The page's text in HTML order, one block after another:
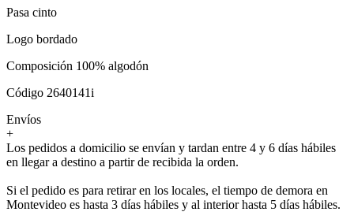
Pasa cinto
Logo bordado
Composición 100% algodón
Código 2640141i
Envíos
+
Los pedidos a domicilio se envían y tardan entre 4 y 6 días hábiles
en llegar a destino a partir de recibida la orden.
Si el pedido es para retirar en los locales, el tiempo de demora en
Montevideo es hasta 3 días hábiles y al interior hasta 5 días hábiles.